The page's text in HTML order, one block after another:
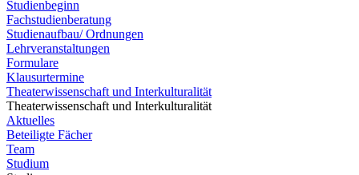
Studienbeginn
Fachstudienberatung
Studienaufbau/ Ordnungen
Lehrveranstaltungen
Formulare
Klausurtermine
Theaterwissenschaft und Interkulturalität
Theaterwissenschaft und Interkulturalität
Aktuelles
Beteiligte Fächer
Team
Studium